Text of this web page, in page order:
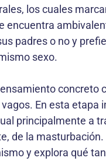
los cuales
encuentra
padres o no y
sexo.
concreto
En esta etapa
principalmente a
de la masturbación.
y explora qué